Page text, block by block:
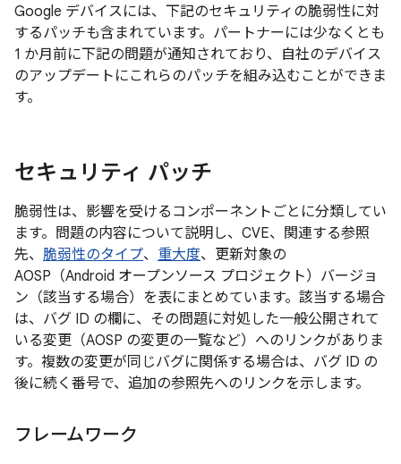
Google デバイスには、下記のセキュリティの脆弱性に対
するパッチも含まれています。パートナーには少なくとも
1 か月前に下記の問題が通知されており、自社のデバイス
のアップデートにこれらのパッチを組み込むことができま
す。
セキュリティ パッチ
脆弱性は、影響を受けるコンポーネントごとに分類してい
ます。問題の内容について説明し、CVE、関連する参照
先、 脆弱性のタイプ、 重大度、更新対象の
AOSP（Android オープンソース プロジェクト）バージョ
ン（該当する場合）を表にまとめています。該当する場合
は、バグ ID の欄に、その問題に対処した一般公開されて
いる変更（AOSP の変更の一覧など）へのリンクがありま
す。複数の変更が同じバグに関係する場合は、バグ ID の
後に続く番号で、追加の参照先へのリンクを示します。
フレームワーク